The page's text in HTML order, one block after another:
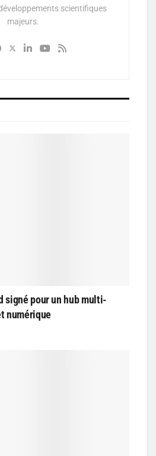
scientifiques
majeurs.
signé pour un hub multi-
numérique